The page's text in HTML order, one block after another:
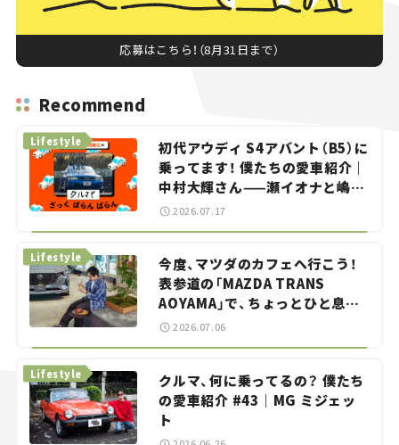
応募はこちら！（8月31日まで）
Recommend
初代アウディ S4アバント（B5）に
乗ってます！ 僕たちの愛車紹介｜
中村大輝さん——瀬イオナと嶋田
智之の「クルマでざっくばらんば
Lifestyle
2026.07.17
今度、マツダのカフェへ行こう！
表参道の「MAZDA TRANS
AOYAMA」で、ちょっとひと息。
——連載｜CCGとクルマでどうす
Lifestyle
2026.07.06
クルマ、何に乗ってるの？ 僕たち
の愛車紹介 #43｜MG ミジェッ
ト
Lifestyle